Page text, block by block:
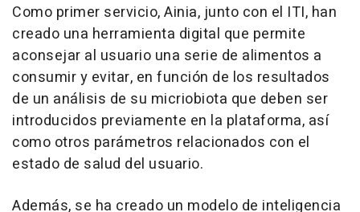
Como primer servicio, Ainia, junto con el ITI, han
creado una herramienta digital que permite
aconsejar al usuario una serie de alimentos a
consumir y evitar, en función de los resultados
de un análisis de su micriobiota que deben ser
introducidos previamente en la plataforma, así
como otros parámetros relacionados con el
estado de salud del usuario.
Además, se ha creado un modelo de inteligencia